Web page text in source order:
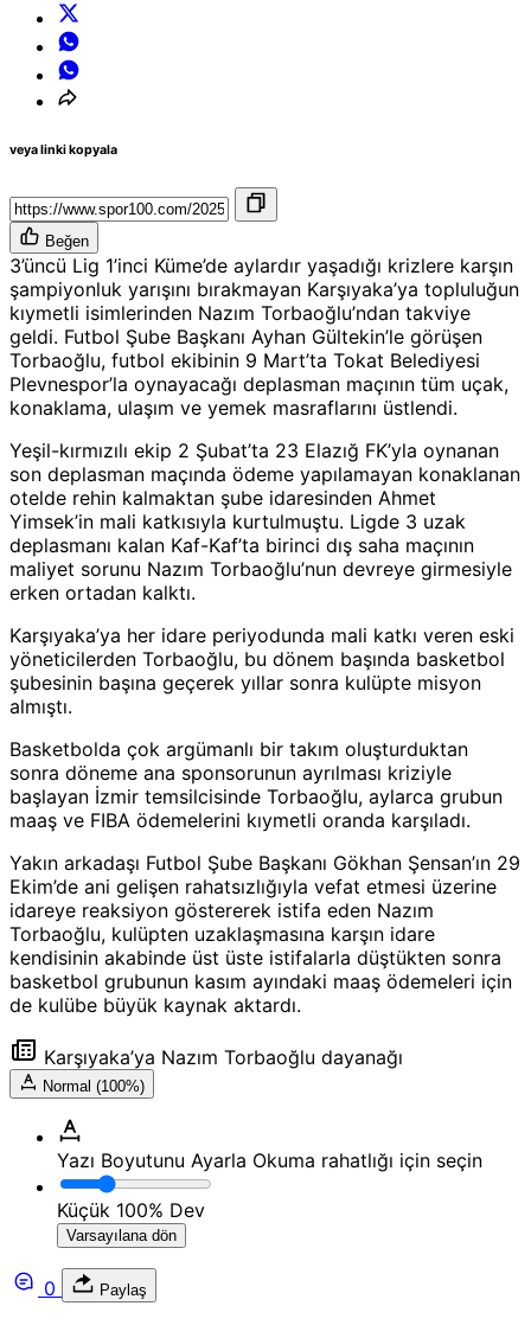
veya linki kopyala
Beğen
3’üncü Lig 1’inci Küme’de aylardır yaşadığı krizlere karşın
şampiyonluk yarışını bırakmayan Karşıyaka’ya topluluğun
kıymetli isimlerinden Nazım Torbaoğlu’ndan takviye
geldi. Futbol Şube Başkanı Ayhan Gültekin’le görüşen
Torbaoğlu, futbol ekibinin 9 Mart’ta Tokat Belediyesi
Plevnespor’la oynayacağı deplasman maçının tüm uçak,
konaklama, ulaşım ve yemek masraflarını üstlendi.
Yeşil-kırmızılı ekip 2 Şubat’ta 23 Elazığ FK’yla oynanan
son deplasman maçında ödeme yapılamayan konaklanan
otelde rehin kalmaktan şube idaresinden Ahmet
Yimsek’in mali katkısıyla kurtulmuştu. Ligde 3 uzak
deplasmanı kalan Kaf-Kaf’ta birinci dış saha maçının
maliyet sorunu Nazım Torbaoğlu’nun devreye girmesiyle
erken ortadan kalktı.
Karşıyaka’ya her idare periyodunda mali katkı veren eski
yöneticilerden Torbaoğlu, bu dönem başında basketbol
şubesinin başına geçerek yıllar sonra kulüpte misyon
almıştı.
Basketbolda çok argümanlı bir takım oluşturduktan
sonra döneme ana sponsorunun ayrılması kriziyle
başlayan İzmir temsilcisinde Torbaoğlu, aylarca grubun
maaş ve FIBA ödemelerini kıymetli oranda karşıladı.
Yakın arkadaşı Futbol Şube Başkanı Gökhan Şensan’ın 29
Ekim’de ani gelişen rahatsızlığıyla vefat etmesi üzerine
idareye reaksiyon göstererek istifa eden Nazım
Torbaoğlu, kulüpten uzaklaşmasına karşın idare
kendisinin akabinde üst üste istifalarla düştükten sonra
basketbol grubunun kasım ayındaki maaş ödemeleri için
de kulübe büyük kaynak aktardı.
Karşıyaka’ya Nazım Torbaoğlu dayanağı
Normal (100%)
Yazı Boyutunu Ayarla Okuma rahatlığı için seçin
Küçük 100% Dev
Varsayılana dön
0 Paylaş